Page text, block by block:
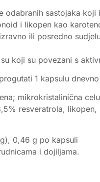
odabranih sastojaka
i likopen kao
ili posredno
koji su povezani s
1 kapsulu
mikrokristalinična
resveratrola,
0,46 g po kapsuli
i dojiljama.